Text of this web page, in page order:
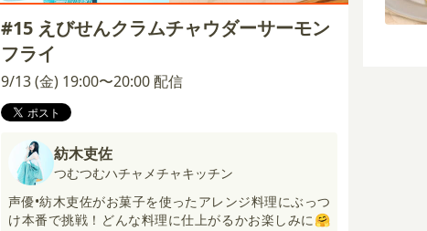
#15 えびせんクラムチャウダーサーモン
フライ
9/13 (金) 19:00〜20:00 配信
紡木吏佐
つむつむハチャメチャキッチン
声優•紡木吏佐がお菓子を使ったアレンジ料理にぶっつ
け本番で挑戦！どんな料理に仕上がるかお楽しみに🤗